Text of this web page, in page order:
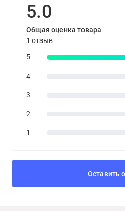
5.0
Общая оценка товара
1 отзыв
5
4
3
2
1
Оставить